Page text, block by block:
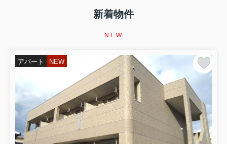
ら、すぐ退去しないといけない？ 家を失う前に知ってほ
しい「家賃滞納」というサイン 前回の振り返り 第4回で
というテーマを取り上げました。 生活保護を受給してい
第4回【イエサポ住まい支援コラム】
【イエサポ住まい支援コラム】第4回 生活保護を受ける
と賃貸住宅は借りられない？ 「生活保護だから無理」と
諦める前に知ってほしいこと 前回の振り返り 第3回で
は、 「高齢者はなぜ賃貸住宅を借りにくいのか？」 につ
いてお伝えしました。 高齢だからという理由だけではな
く、 「何かあったとき...
新着物件
NEW
アパート NEW